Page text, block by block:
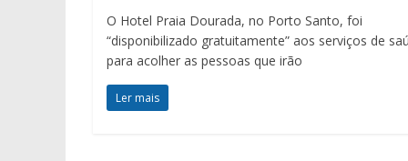
O Hotel Praia Dourada, no Porto Santo, foi
“disponibilizado gratuitamente” aos serviços de
para acolher as pessoas que irão
Ler mais